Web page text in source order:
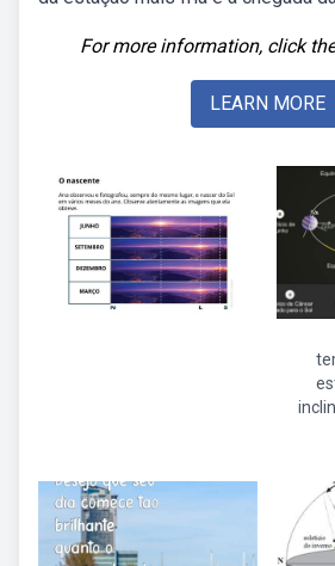
For more information, click
LEARN MORE